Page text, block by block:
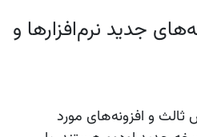
جدید نرم‌افزارها و
و افزونه‌های مورد